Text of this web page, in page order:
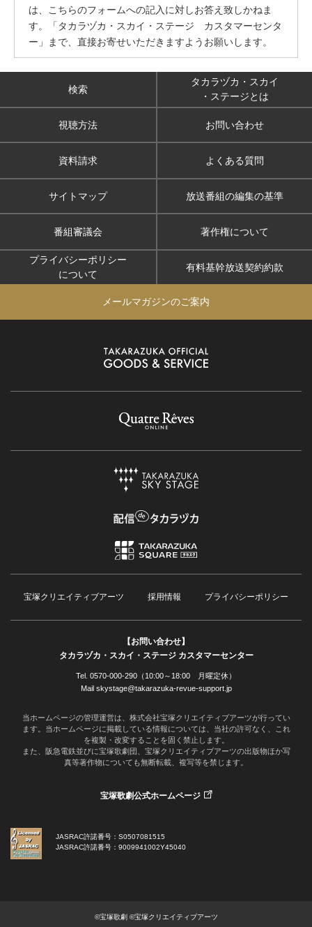
は、こちらのフォームへの記入に対しお答え致しかねま
す。「タカラヅカ・スカイ・ステージ カスタマーセンタ
ー」まで、直接お寄せいただきますようお願いします。
検索
タカラヅカ・スカイ
・ステージとは
視聴方法 お問い合わせ
資料請求 よくある質問
サイトマップ 放送番組の編集の基準
番組審議会 著作権について
プライバシーポリシー
について
有料基幹放送契約約款
メールマガジンのご案内
宝塚クリエイティブアーツ 採用情報 プライバシーポリシー
【お問い合わせ】
タカラヅカ・スカイ・ステージ カスタマーセンター
Tel. 0570-000-290（10:00～18:00 月曜定休）
Mail skystage@takarazuka-revue-support.jp
当ホームページの管理運営は、株式会社宝塚クリエイティブアーツが行ってい
ます。当ホームページに掲載している情報については、当社の許可なく、これ
を複製・改変することを固く禁止します。
また、阪急電鉄並びに宝塚歌劇団、宝塚クリエイティブアーツの出版物ほか写
真等著作物についても無断転載、複写等を禁じます。
宝塚歌劇公式ホームページ
JASRAC許諾番号：S0507081515
JASRAC許諾番号：9009941002Y45040
©宝塚歌劇 ©宝塚クリエイティブアーツ